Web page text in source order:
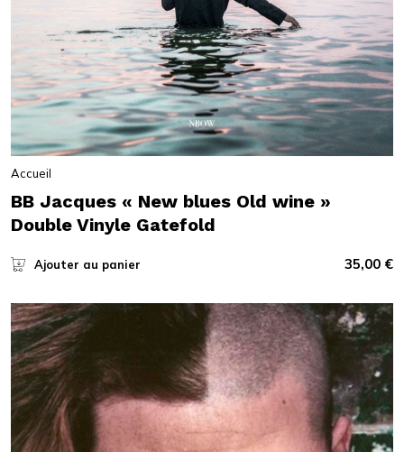
Accueil
BB Jacques « New blues Old wine »
Double Vinyle Gatefold
Ajouter au panier 35,00 €